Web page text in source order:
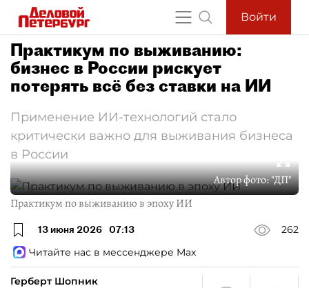
Войти
Практикум по выживанию:
бизнес в России рискует
потерять всё без ставки на ИИ
Применение ИИ-технологий стало
критически важно для выживания бизнеса
в России
Автор фото:"ДП"
Практикум по выживанию в эпоху ИИ
13 июня 2026 07:13
262
Читайте нас в мессенджере Max
Герберт Шопник